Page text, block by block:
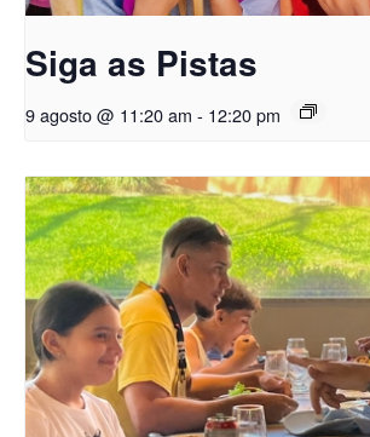
Siga as Pistas
9 agosto @ 11:20 am - 12:20 pm